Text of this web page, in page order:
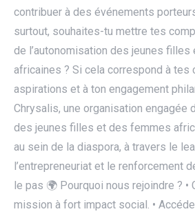
contribuer à des événements
surtout, souhaites-tu mettre tes
de l’autonomisation des jeunes
africaines ? Si cela correspond à tes
aspirations et à ton engagement
Chrysalis, une organisation engagée
des jeunes filles et des femmes
au sein de la diaspora, à travers le
l’entrepreneuriat et le renforcement
le pas 🌍 Pourquoi nous rejoindre ? •
mission à fort impact social. •